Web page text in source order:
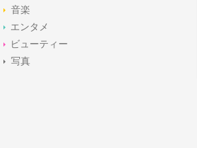
音楽
エンタメ
ビューティー
写真